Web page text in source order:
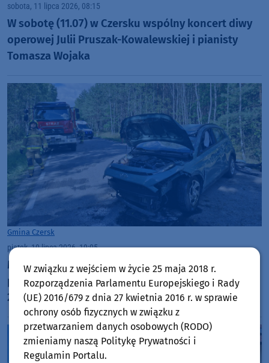
sobota, 11 lipca 2026, 08:15
W sobotę (11.07) w Czersku wspólny koncert diwy
operowej Julii Pruszak-Kowalewskiej i pianisty
Tomasza Wojaka
Gmina Czersk
piątek, 10 lipca 2026, 19:05
Młody kierowca Hyundaia nie zapanował nad
pojazdem. Dachowanie na drodze wojewódzkiej
237 w gminie Czersk
W związku z wejściem w życie 25 maja 2018 r.
Rozporządzenia Parlamentu Europejskiego i Rady
(UE) 2016/679 z dnia 27 kwietnia 2016 r. w sprawie
ochrony osób fizycznych w związku z
przetwarzaniem danych osobowych (RODO)
zmieniamy naszą Politykę Prywatności i
Regulamin Portalu.